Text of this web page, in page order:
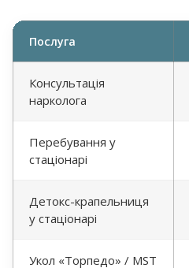
Послуга
Консультація
нарколога
Перебування у
стаціонарі
Детокс-крапельниця
у стаціонарі
Укол «Торпедо» / MST